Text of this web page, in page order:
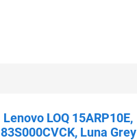
Lenovo LOQ 15ARP10E,
83S000CVCK, Luna Grey